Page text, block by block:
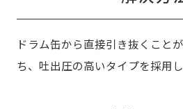
ドラム缶から直接引き抜くこと
ち、吐出圧の高いタイプを採用し